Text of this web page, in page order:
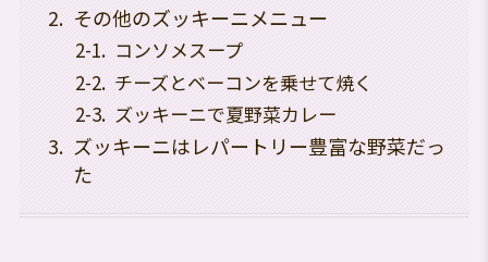
その他のズッキーニメニュー
コンソメスープ
チーズとベーコンを乗せて焼く
ズッキーニで夏野菜カレー
ズッキーニはレパートリー豊富な野菜だっ
た